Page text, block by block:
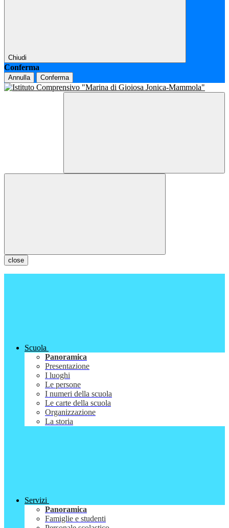
Chiudi
Conferma
Annulla Conferma
close
Scuola
Panoramica
Presentazione
I luoghi
Le persone
I numeri della scuola
Le carte della scuola
Organizzazione
La storia
Servizi
Panoramica
Famiglie e studenti